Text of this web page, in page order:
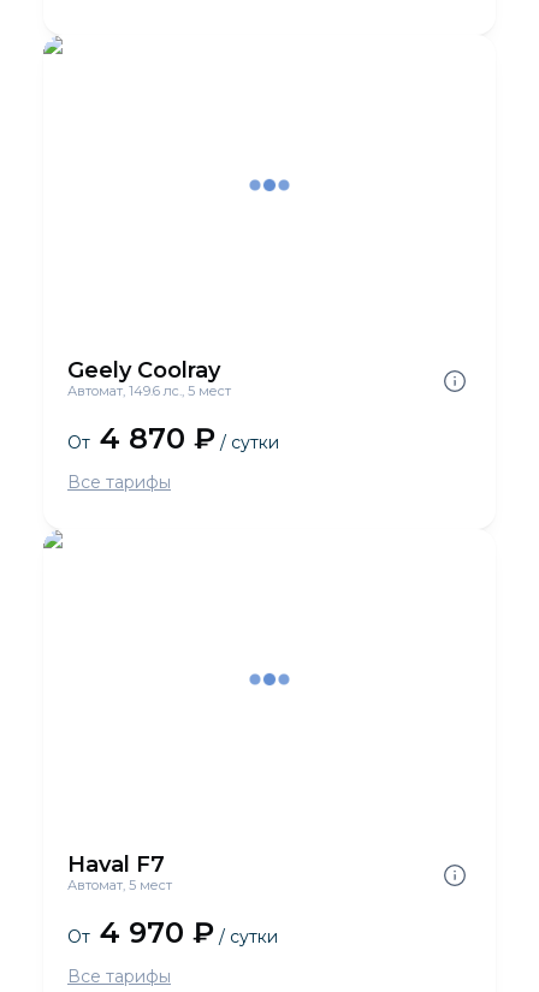
Geely Coolray
Автомат, 149.6 лс., 5 мест
От 4 870 ₽ / сутки
Все тарифы
Haval F7
Автомат, 5 мест
От 4 970 ₽ / сутки
Все тарифы